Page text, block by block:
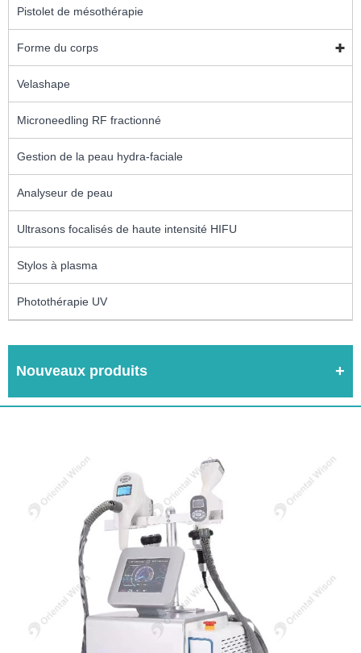
Pistolet de mésothérapie
Forme du corps
Velashape
Microneedling RF fractionné
Gestion de la peau hydra-faciale
Analyseur de peau
Ultrasons focalisés de haute intensité HIFU
Stylos à plasma
Photothérapie UV
Nouveaux produits